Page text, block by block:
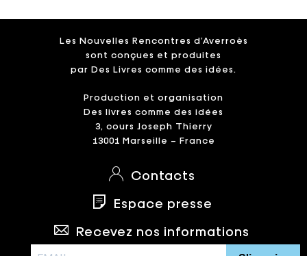
Les Nouvelles Rencontres d’Averroès
sont conçues et produites
par Des Livres comme des idées.
Production et organisation
Des livres comme des idées
3, cours Joseph Thierry
13001 Marseille – France
Contacts
Espace presse
Recevez nos informations